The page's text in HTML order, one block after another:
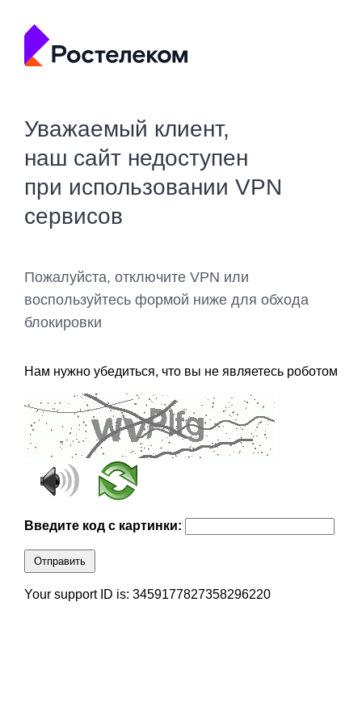
Уважаемый клиент,
наш сайт недоступен
при использовании VPN
сервисов
Пожалуйста, отключите VPN или
воспользуйтесь формой ниже для обхода
блокировки
Нам нужно убедиться, что вы не являетесь роботом
Введите код с картинки:
Отправить
Your support ID is: 3459177827358296220